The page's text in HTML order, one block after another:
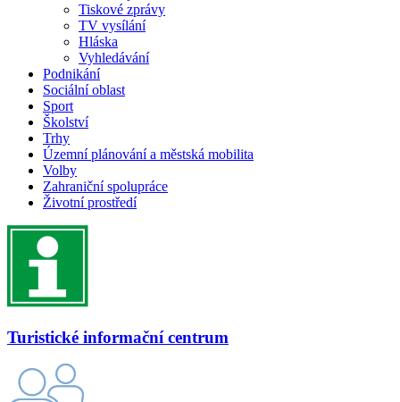
Tiskové zprávy
TV vysílání
Hláska
Vyhledávání
Podnikání
Sociální oblast
Sport
Školství
Trhy
Územní plánování a městská mobilita
Volby
Zahraniční spolupráce
Životní prostředí
Turistické informační centrum